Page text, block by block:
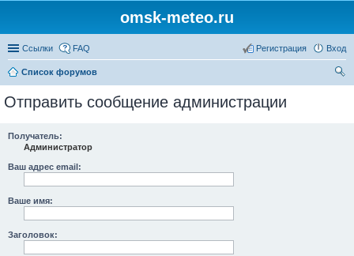
omsk-meteo.ru
Ссылки FAQ Вход
Регистрация
Список форумов
Отправить сообщение администрации
Получатель:
Администратор
Ваш адрес email:
Ваше имя:
Заголовок: